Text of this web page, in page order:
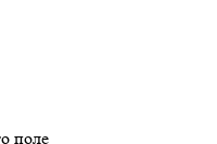
поле